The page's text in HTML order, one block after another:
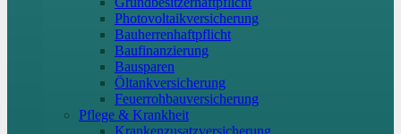
Photovoltaikversicherung
Bauherrenhaftpflicht
Baufinanzierung
Bausparen
Öltankversicherung
Feuerrohbauversicherung
Pflege & Krankheit
Krankenzusatzversicherung